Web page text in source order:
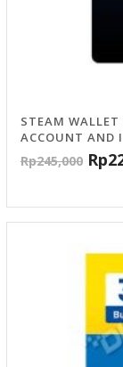
STEAM WALLET
ACCOUNT AND
Rp245,000 Rp